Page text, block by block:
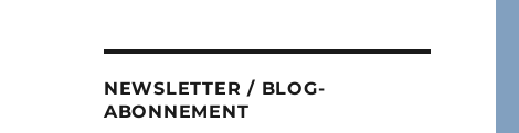
NEWSLETTER / BLOG-
ABONNEMENT